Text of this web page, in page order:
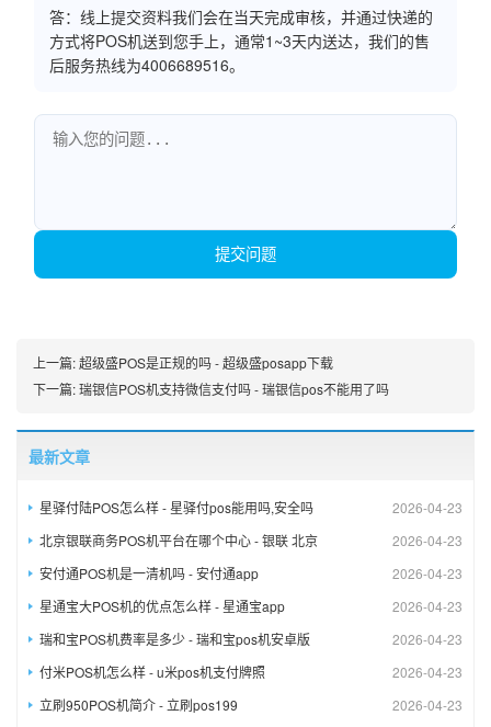
答：线上提交资料我们会在当天完成审核，并通过快递的
方式将POS机送到您手上，通常1~3天内送达，我们的售
后服务热线为4006689516。
提交问题
上一篇:超级盛POS是正规的吗 - 超级盛posapp下载
下一篇:瑞银信POS机支持微信支付吗 - 瑞银信pos不能用了吗
最新文章
2026-04-23
星驿付陆POS怎么样 - 星驿付pos能用吗,安全吗
2026-04-23
北京银联商务POS机平台在哪个中心 - 银联 北京
2026-04-23
安付通POS机是一清机吗 - 安付通app
2026-04-23
星通宝大POS机的优点怎么样 - 星通宝app
2026-04-23
瑞和宝POS机费率是多少 - 瑞和宝pos机安卓版
2026-04-23
付米POS机怎么样 - u米pos机支付牌照
2026-04-23
立刷950POS机简介 - 立刷pos199